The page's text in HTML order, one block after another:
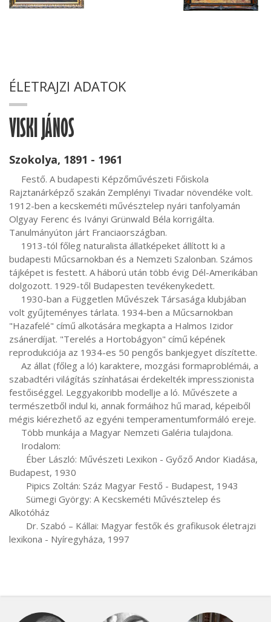
ÉLETRAJZI ADATOK
VISKI JÁNOS
Szokolya, 1891 - 1961
Rajztanárképző szakán Zemplényi Tivadar növendéke volt.
1912-ben a kecskeméti művésztelep nyári tanfolyamán
Olgyay Ferenc és Iványi Grünwald Béla korrigálta.
Tanulmányúton járt Franciaországban.
budapesti Műcsarnokban és a Nemzeti Szalonban. Számos
tájképet is festett. A háború után több évig Dél-Amerikában
dolgozott. 1929-től Budapesten tevékenykedett.
volt gyűjteményes tárlata. 1934-ben a Műcsarnokban
"Hazafelé" című alkotására megkapta a Halmos Izidor
zsánerdíjat. "Terelés a Hortobágyon" című képének
reprodukciója az 1934-es 50 pengős bankjegyet díszítette.
szabadtéri világítás színhatásai érdekelték impresszionista
festőiséggel. Leggyakoribb modellje a ló. Művészete a
természetből indul ki, annak formáihoz hű marad, képeiből
mégis kiérezhető az egyéni temperamentumformáló ereje.
Budapest, 1930
Alkotóház
lexikona - Nyíregyháza, 1997